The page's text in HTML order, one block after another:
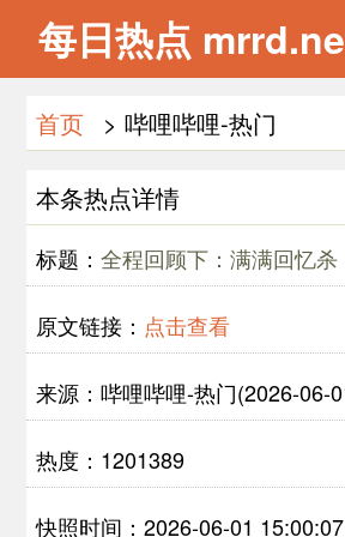
每日热点
首页 > 哔哩哔哩-热门
本条热点详情
标题： 全程回顾下：满满回忆杀
原文链接： 点击查看
来源：哔哩哔哩-热门(2026-06-
热度：1201389
快照时间：2026-06-01 15:00:07